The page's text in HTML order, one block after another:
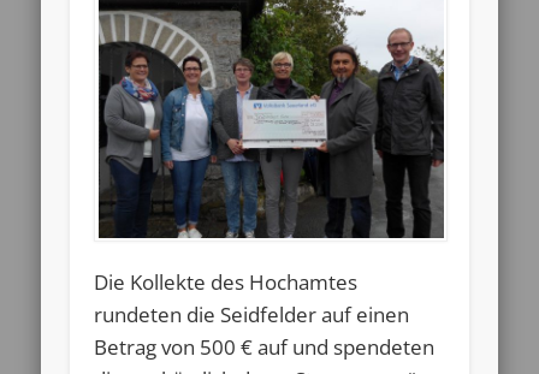
Die Kollekte des Hochamtes
rundeten die Seidfelder auf einen
Betrag von 500 € auf und spendeten